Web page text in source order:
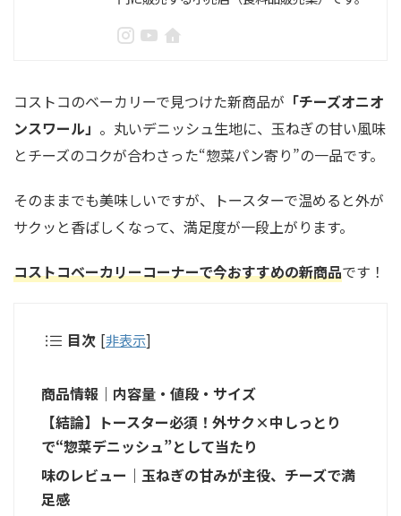
コストコのベーカリーで見つけた新商品が 「チーズオニオ
ンスワール」 。丸いデニッシュ生地に、玉ねぎの甘い風味
とチーズのコクが合わさった“惣菜パン寄り”の一品です。
そのままでも美味しいですが、トースターで温めると外が
サクッと香ばしくなって、満足度が一段上がります。
コストコベーカリーコーナーで今おすすめの新商品です！
目次 [非表示]
商品情報｜内容量・値段・サイズ
【結論】トースター必須！外サク×中しっとり
で“惣菜デニッシュ”として当たり
味のレビュー｜玉ねぎの甘みが主役、チーズで満
足感